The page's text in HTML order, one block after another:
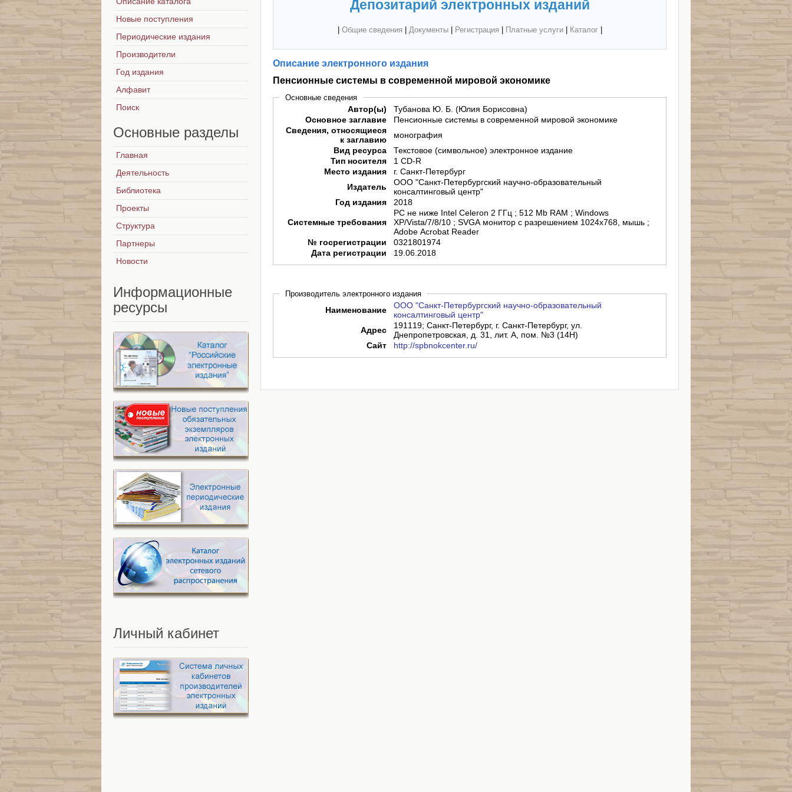
Депозитарий электронных изданий
Общие сведения Документы| Регистрация Платные услуги| Каталог|
Описание электронного издания
Пенсионные системы в современной мировой экономике
Основные сведения
Автор(ы)
Тубанова Ю. Б. (Юлия Борисовна)
Основное заглавие
Пенсионные системы в современной мировой экономике
Сведения, относящиеся
к заглавию
монография
Вид ресурса
Текстовое (символьное) электронное издание
Тип носителя
1 CD-R
Место издания
г. Санкт-Петербург
Издатель
ООО "Санкт-Петербургский научно-образовательный
консалтинговый центр"
Год издания
2018
Системные требования
PC не ниже Intel Celeron 2 ГГц ; 512 Мb RAM ; Windows
XP/Vista/7/8/10 ; SVGA монитор с разрешением 1024х768, мышь ;
Adobe Acrobat Reader
№ госрегистрации
0321801974
Дата регистрации
19.06.2018
Производитель электронного издания
Наименование
ООО "Санкт-Петербургский научно-образовательный
консалтинговый центр"
Адрес
191119; Санкт-Петербург, г. Санкт-Петербург, ул.
Днепропетровская, д. 31, лит. А, пом. №3 (14Н)
Сайт
http://spbnokcenter.ru/
Новые поступления
Периодические издания
Производители
Год издания
Алфавит
Поиск
Основные разделы
Главная
Деятельность
Библиотека
Проекты
Структура
Партнеры
Новости
Информационные
ресурсы
Личный кабинет